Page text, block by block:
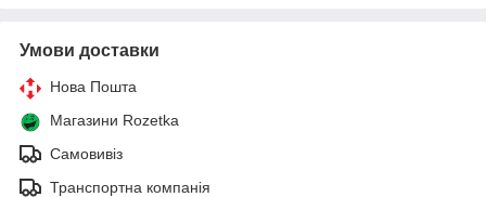
Умови доставки
Нова Пошта
Магазини Rozetka
Самовивіз
Транспортна компанія